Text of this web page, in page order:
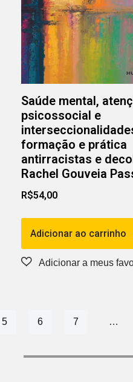
Saúde mental,
psicossocial e
formação e prática
antirracistas e
Rachel Gouveia
R$54,00
Adicionar ao carrinho
5 6 7 …